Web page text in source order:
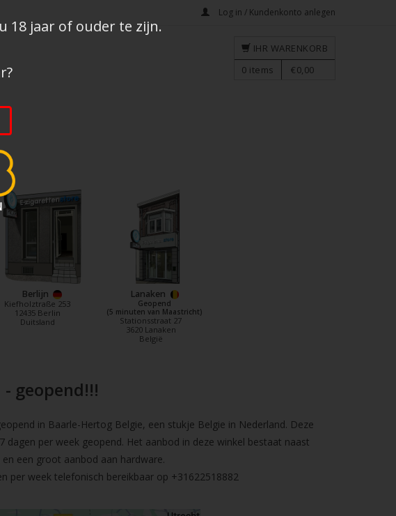
Log in / Kundenkonto anlegen
IHR WARENKORB
0 items €0,00
Berlijn
Kiefholztraße 253
12435 Berlin
Duitsland
Lanaken
Geopend
(5 minuten van Maastricht)
Stationsstraat 27
3620 Lanaken
België
- geopend!!!
in Baarle-Hertog Belgie, een stukje Belgie in Nederland. Deze
dagen per week geopend. Het aanbod in deze winkel bestaat naast
een groot aanbod aan hardware.
per week telefonisch bereikbaar op +31622518882
18 jaar of ouder te zijn.